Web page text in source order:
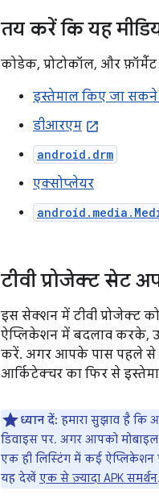
तय करें कि यह
कोडेक, प्रोटोकॉल, और
इस्तेमाल किए जा सकने
डीआरएम
android.drm
एक्सोप्लेयर
टीवी प्रोजेक्ट सेट
इस सेक्शन में टीवी प्रोजेक्ट
ऐप्लिकेशन में बदलाव करके, उसे
करें. अगर आपके पास पहले से
आर्किटेक्चर का फिर से
ध्यान दें: हमारा सुझाव है कि
डिवाइस पर. अगर आपको
एक ही लिस्टिंग में कई ऐप्लिकेशन
यह देखें एक से ज़्यादा APK समर्थन.